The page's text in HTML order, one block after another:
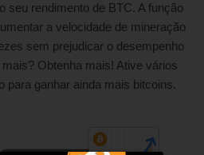
seu rendimento de BTC. A função
a velocidade de mineração
sem prejudicar o desempenho
Obtenha mais! Ative vários
para ganhar ainda mais bitcoins.